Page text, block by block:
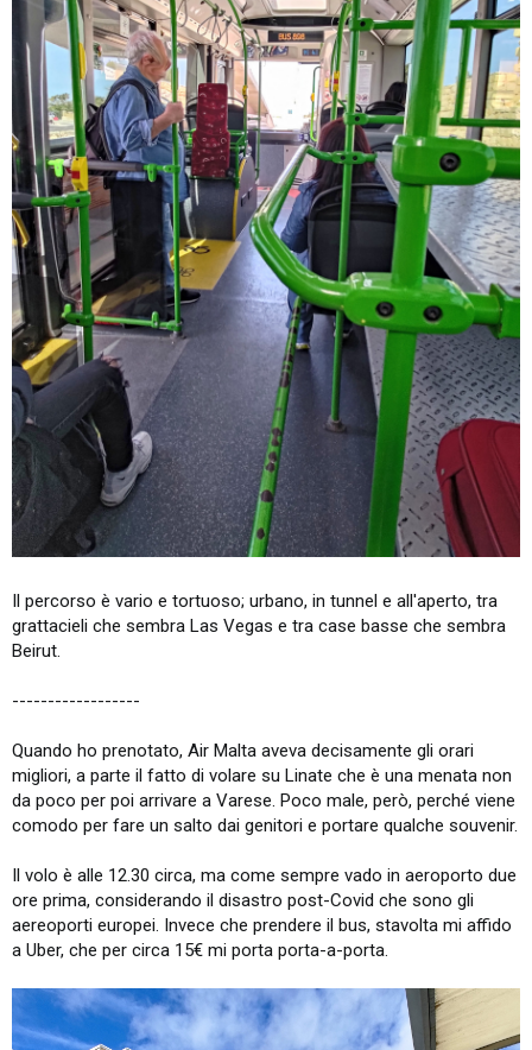
Il percorso è vario e tortuoso; urbano, in tunnel e all'aperto, tra
grattacieli che sembra Las Vegas e tra case basse che sembra
Beirut.
------------------
Quando ho prenotato, Air Malta aveva decisamente gli orari
migliori, a parte il fatto di volare su Linate che è una menata non
da poco per poi arrivare a Varese. Poco male, però, perché viene
comodo per fare un salto dai genitori e portare qualche souvenir.
Il volo è alle 12.30 circa, ma come sempre vado in aeroporto due
ore prima, considerando il disastro post-Covid che sono gli
aereoporti europei. Invece che prendere il bus, stavolta mi affido
a Uber, che per circa 15€ mi porta porta-a-porta.